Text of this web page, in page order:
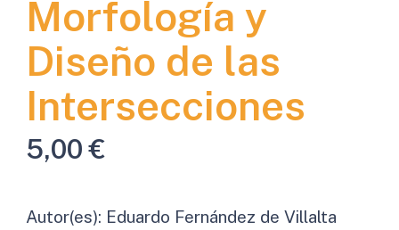
Morfología y
Diseño de las
Intersecciones
5,00€
Autor(es): Eduardo Fernández de Villalta